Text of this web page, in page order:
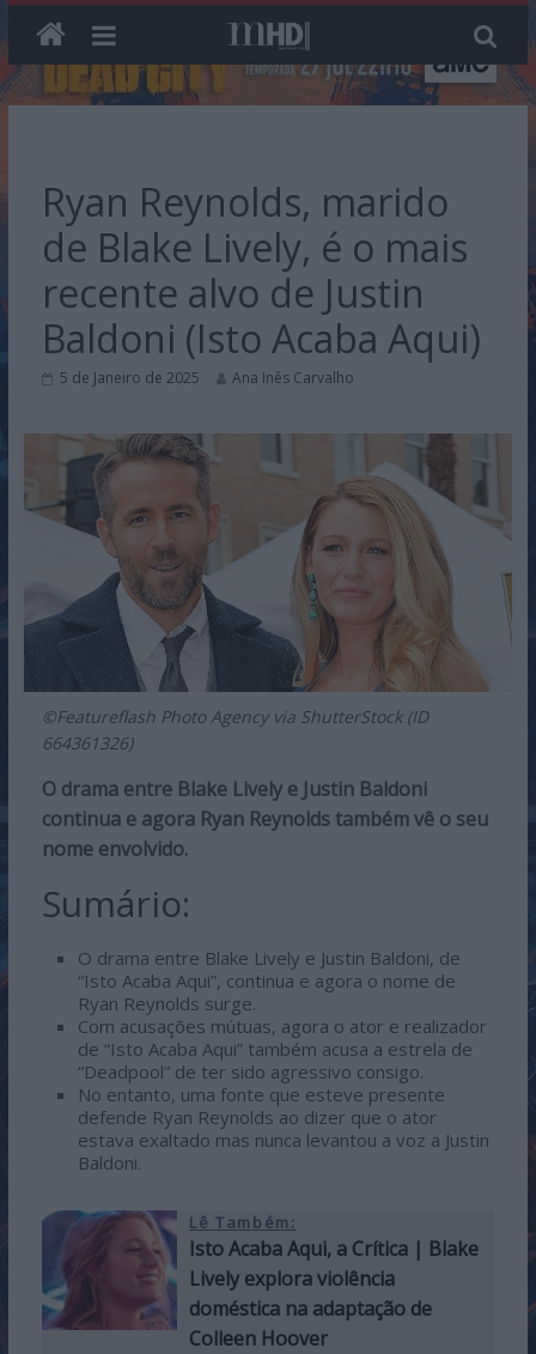
Ryan Reynolds, marido
de Blake Lively, é o mais
recente alvo de Justin
Baldoni (Isto Acaba Aqui)
5 de Janeiro de 2025 Ana Inês Carvalho
©Featureflash Photo Agency via ShutterStock (ID
664361326)
O drama entre Blake Lively e Justin Baldoni
continua e agora Ryan Reynolds também vê o seu
nome envolvido.
Sumário:
O drama entre Blake Lively e Justin Baldoni, de
“Isto Acaba Aqui”, continua e agora o nome de
Ryan Reynolds surge.
Com acusações mútuas, agora o ator e realizador
de “Isto Acaba Aqui” também acusa a estrela de
“Deadpool” de ter sido agressivo consigo.
No entanto, uma fonte que esteve presente
defende Ryan Reynolds ao dizer que o ator
estava exaltado mas nunca levantou a voz a Justin
Baldoni.
Lê Também:
Isto Acaba Aqui, a Crítica | Blake
Lively explora violência
doméstica na adaptação de
Colleen Hoover